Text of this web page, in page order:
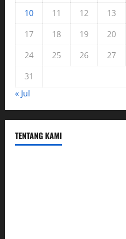
10
11 12 13
17
18 19 20
24
25 26 27
31
« Jul
TENTANG KAMI